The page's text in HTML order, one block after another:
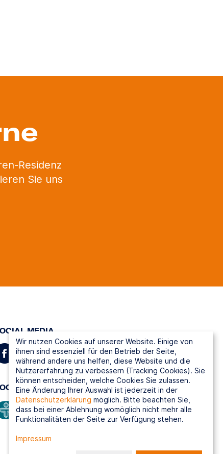
Residenz
Sie uns
MEDIA
Wir nutzen Cookies auf unserer Website. Einige von
ihnen sind essenziell für den Betrieb der Seite,
während andere uns helfen, diese Website und die
Nutzererfahrung zu verbessern (Tracking Cookies). Sie
können entscheiden, welche Cookies Sie zulassen.
Eine Änderung Ihrer Auswahl ist jederzeit in der
Datenschutzerklärung möglich. Bitte beachten Sie,
dass bei einer Ablehnung womöglich nicht mehr alle
Funktionalitäten der Seite zur Verfügung stehen.
Impressum